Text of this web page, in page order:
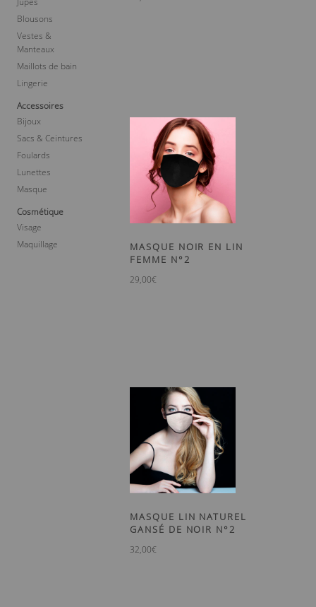
MASQUE NOIR EN LIN
FEMME N°2
29,00€
MASQUE LIN NATUREL
GANSÉ DE NOIR N°2
32,00€
Blousons
Vestes &
Manteaux
Maillots de bain
Lingerie
Accessoires
Bijoux
Sacs & Ceintures
Foulards
Lunettes
Masque
Cosmétique
Visage
Maquillage